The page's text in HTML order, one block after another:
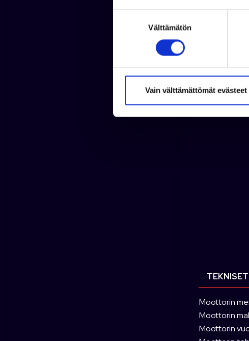
k
Välttämätön
Vain välttämättömät evästeet
Moottorin
Moottorin
Moottorin